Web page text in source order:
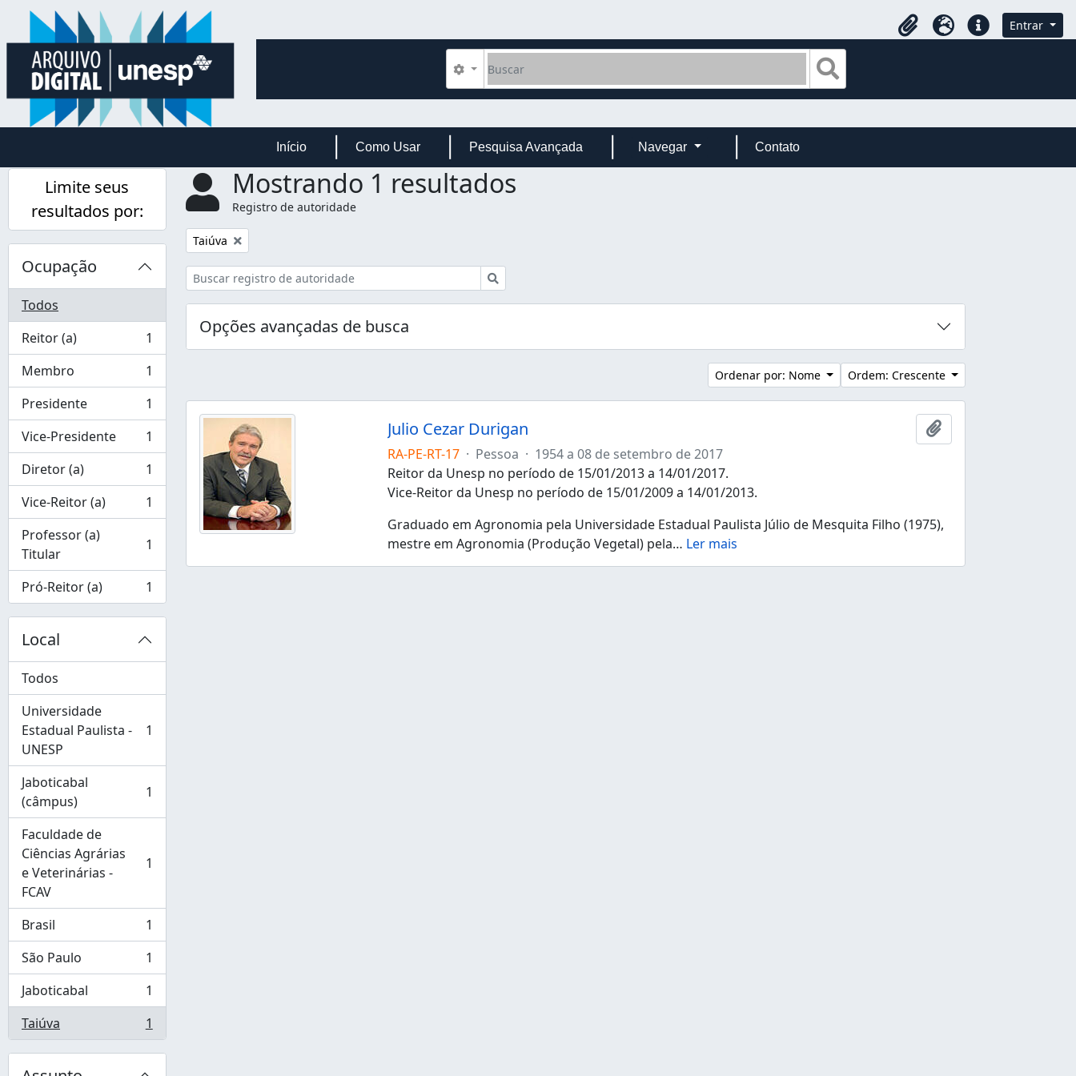
Skip to main content
Área de Transferência
IdiomaAtalhos Entrar
Buscar
Opções de busca
Início Como Usar Pesquisa Avançada Navegar Contato
Limite seus
resultados por:
Ocupação
Todos
Reitor (a)
, 1 resultados
1
Membro
, 1 resultados
1
Presidente
, 1 resultados
1
Vice-Presidente
, 1 resultados
1
Diretor (a)
, 1 resultados
1
Vice-Reitor (a)
, 1 resultados
1
Professor (a)
Titular
, 1 resultados 1
Pró-Reitor (a)
, 1 resultados 1
Local
Todos
Universidade
Estadual Paulista -
UNESP
, 1 resultados 1
Jaboticabal
(câmpus)
, 1 resultados 1
Faculdade de
Ciências Agrárias
e Veterinárias -
FCAV
, 1 resultados 1
Brasil
, 1 resultados
1
São Paulo
, 1 resultados
1
Jaboticabal
, 1 resultados
1
Taiúva
, 1 resultados 1
Mostrando 1 resultados
Registro de autoridade
Remover filtro:
Taiúva
Buscar
Opções avançadas de busca
Ordenar por: Nome Ordem: Crescente
Julio Cezar Durigan
Adicionar a área de
RA-PE-RT-17 · Pessoa · 1954 a 08 de setembro de 2017
Reitor da Unesp no período de 15/01/2013 a 14/01/2017.
Vice-Reitor da Unesp no período de 15/01/2009 a 14/01/2013.
Graduado em Agronomia pela Universidade Estadual Paulista Júlio de Mesquita Filho (1975),
mestre em Agronomia (Produção Vegetal) pela… Ler mais